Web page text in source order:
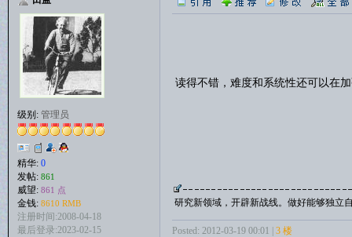
级别: 管理员
精华: 0
发帖: 861
威望: 861 点
金钱: 8610 RMB
注册时间:2008-04-18
最后登录:2023-02-15
读得不错，难度和系统性还可以在
研究新领域，开辟新战线。做好能够独立
Posted: 2012-03-19 00:01 | 3 楼